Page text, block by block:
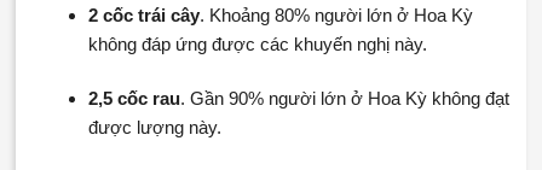
2 cốc trái cây. Khoảng 80% người lớn ở Hoa Kỳ
không đáp ứng được các khuyến nghị này.
2,5 cốc rau. Gần 90% người lớn ở Hoa Kỳ không đạt
được lượng này.